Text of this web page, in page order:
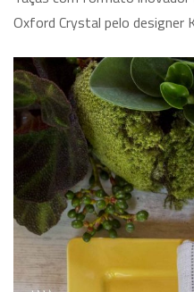
Oxford Crystal pelo designer